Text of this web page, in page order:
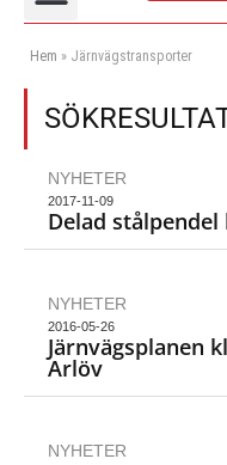
Hem » Järnvägstransporter
NYHETER
2017-11-09
Delad
NYHETER
2016-05-26
Järnvägsplanen
Arlöv
NYHETER